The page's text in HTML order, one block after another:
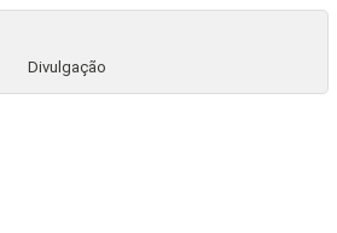
Divulgação